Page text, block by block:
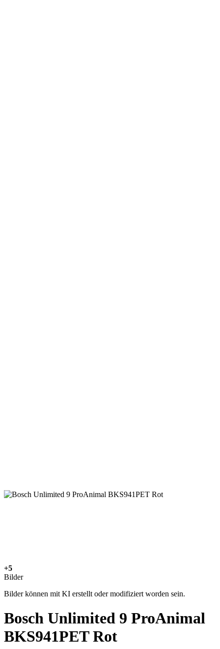
+5
Bilder
Bilder können mit KI erstellt oder modifiziert worden sein.
Bosch Unlimited 9 ProAnimal
BKS941PET Rot